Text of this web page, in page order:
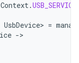
Context.USB_SERVICE
UsbDevice> =
-